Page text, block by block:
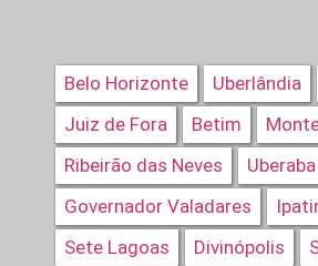
Belo Horizonte Uberlândia
Juiz de Fora
Betim
Ribeirão das Neves
Uberaba
Governador Valadares
Sete Lagoas
Divinópolis